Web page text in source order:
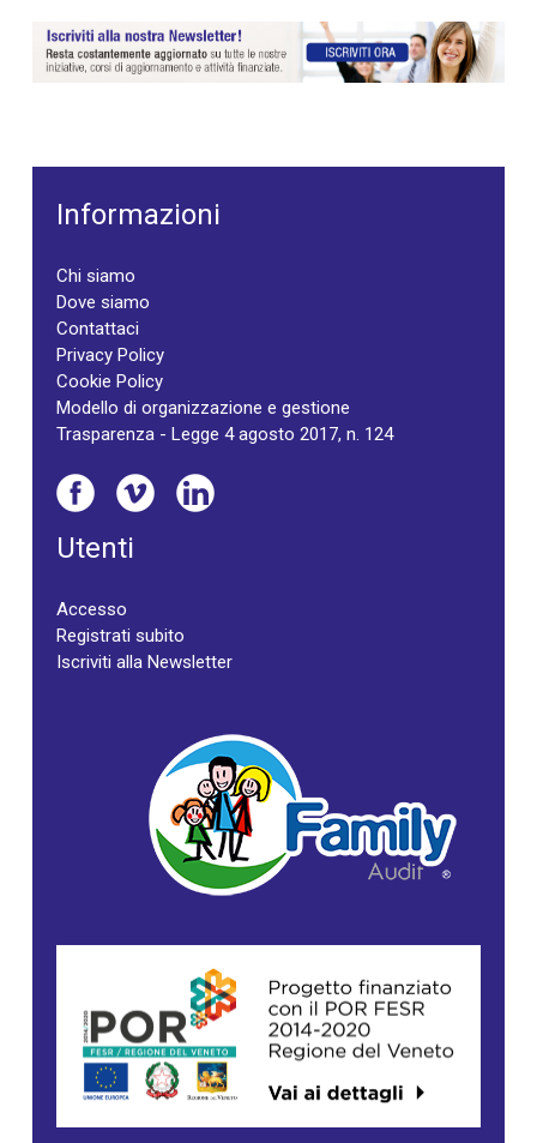
Informazioni
Chi siamo
Dove siamo
Contattaci
Privacy Policy
Cookie Policy
Modello di organizzazione e gestione
Trasparenza - Legge 4 agosto 2017, n. 124
Utenti
Accesso
Registrati subito
Iscriviti alla Newsletter